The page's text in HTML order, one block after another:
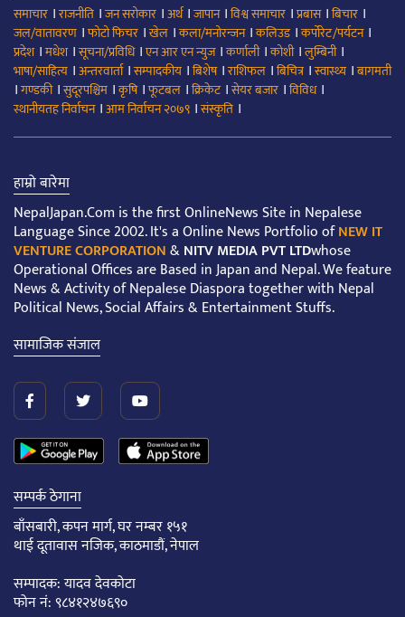
समाचार ।राजनीति ।जन सरोकार ।अर्थ।जापान।विश्व समाचार ।प्रबास।बिचार ।
जल/वातावरण ।फोटो फिचर ।खेल ।कला/मनोरन्जन।कलिउड।कर्पोरेट/पर्यटन।
प्रदेश।मधेश।सूचना/प्रविधि।एन आर एन न्युज।कर्णाली।कोशी।लुम्बिनी।
भाषा/साहित्य ।अन्तरवार्ता।सम्पादकीय ।बिशेष।राशिफल ।बिचित्र।स्वास्थ्य ।बागमती
।गण्डकी।सुदूरपश्चिम ।कृषि।फूटबल ।क्रिकेट।सेयर बजार ।विविध।
स्थानीयतह निर्वाचन।आम निर्वाचन २०७९ ।संस्कृति ।
हाम्रो बारेमा
NepalJapan.Com is the first OnlineNews Site in Nepalese
Language Since 2002. It's a Online News Portfolio ofNEW IT
VENTURE CORPORATION&NITV MEDIA PVT LTDwhose
Operational Offices are Based in Japan and Nepal. We feature
News & Activity of Nepalese Diaspora together with Nepal
Political News, Social Affairs & Entertainment Stuffs.
सामाजिक संजाल
सम्पर्क ठेगाना
बाँसबारी, कपन मार्ग, घर नम्बर १५१
थाई दूतावास नजिक, काठमाडौं, नेपाल
सम्पादक: यादव देवकोटा
फोन नं: ९८४१२४७६९०